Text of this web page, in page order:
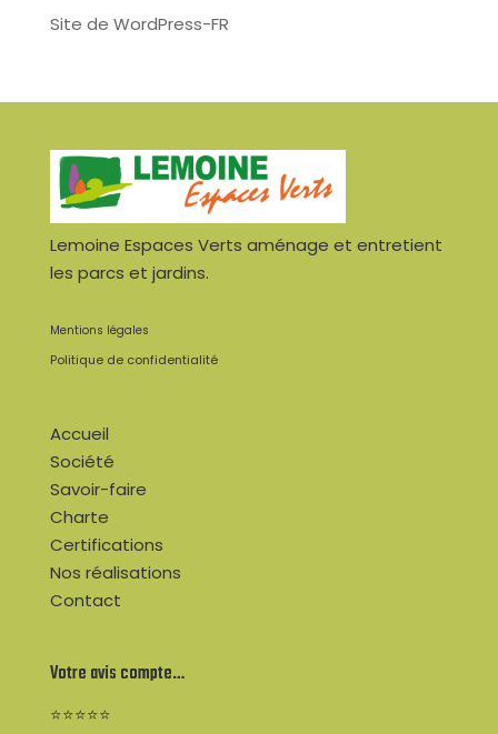
Site de WordPress-FR
Lemoine Espaces Verts aménage et entretient
les parcs et jardins.
Mentions légales
Politique de confidentialité
Accueil
Société
Savoir-faire
Charte
Certifications
Nos réalisations
Contact
Votre avis compte…
⭐⭐⭐⭐⭐